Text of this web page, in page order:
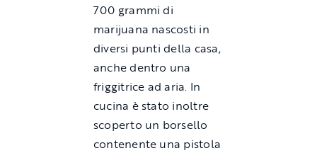
700 grammi di
marijuana nascosti in
diversi punti della casa,
anche dentro una
friggitrice ad aria. In
cucina è stato inoltre
scoperto un borsello
contenente una pistola